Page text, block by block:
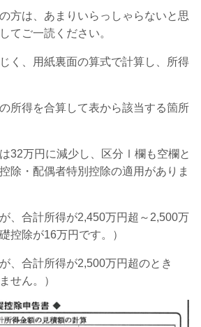
方は、あまりいらっしゃらないと思
てご一読ください。
く、用紙裏面の算式で計算し、所得
所得を合算して表から該当する箇所
32万円に減少し、区分Ⅰ欄も空欄と
除・配偶者特別控除の適用がありま
、合計所得が2,450万円超～2,500万
控除が16万円です。）
、合計所得が2,500万円超のとき
せん。）